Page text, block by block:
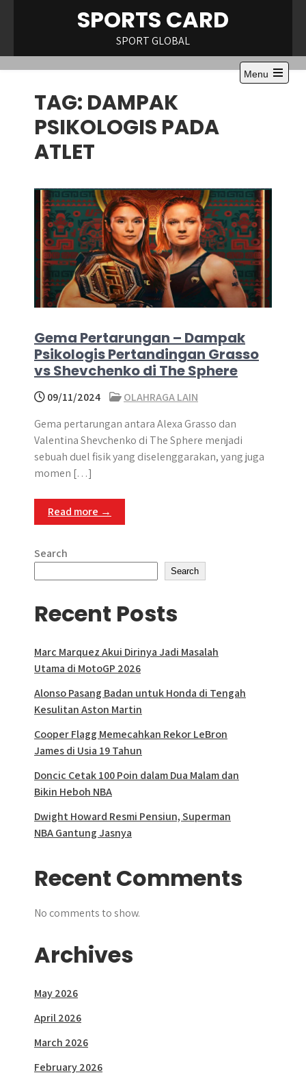
SPORTS CARD
SPORT GLOBAL
Menu
Open
TAG: DAMPAK
PSIKOLOGIS PADA
ATLET
Gema Pertarungan – Dampak
Psikologis Pertandingan Grasso
vs Shevchenko di The Sphere
09/11/2024
OLAHRAGA LAIN
Gema pertarungan antara Alexa Grasso dan
Valentina Shevchenko di The Sphere menjadi
sebuah duel fisik yang diselenggarakan, yang juga
momen […]
Read more →
Search
Search
Recent Posts
Marc Marquez Akui Dirinya Jadi Masalah
Utama di MotoGP 2026
Alonso Pasang Badan untuk Honda di Tengah
Kesulitan Aston Martin
Cooper Flagg Memecahkan Rekor LeBron
James di Usia 19 Tahun
Doncic Cetak 100 Poin dalam Dua Malam dan
Bikin Heboh NBA
Dwight Howard Resmi Pensiun, Superman
NBA Gantung Jasnya
Recent Comments
No comments to show.
Archives
May 2026
April 2026
March 2026
February 2026